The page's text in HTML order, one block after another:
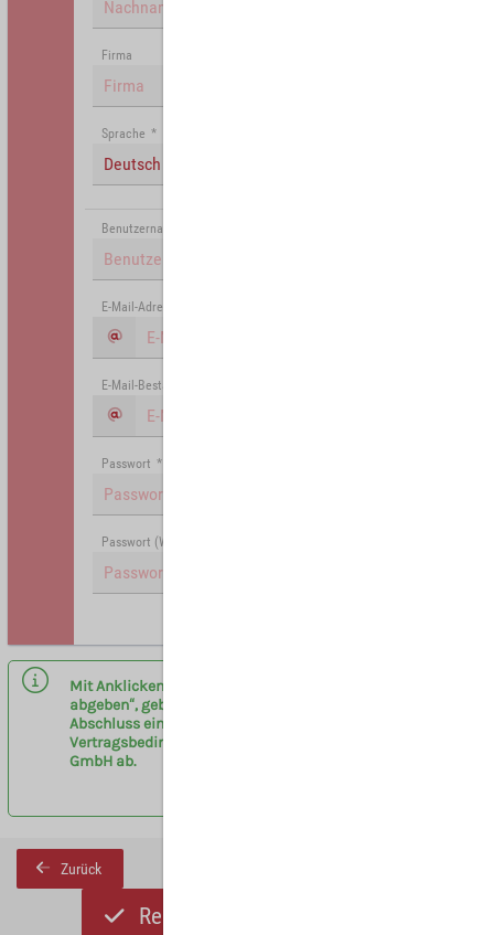
Firma
Sprache *
Deutsch (Deutschland)
Benutzername
E-Mail-Adresse
E-Mail-Bestätigung
Passwort *
Passwort (Wiederholung)
Mit Anklicken des Buttons „Registrieren und Angebot
abgeben“, geben sie eine verbindliche Anfrage zum
Abschluss eines Vermittlervertrages entsprechend der
Vertragsbedingungen am Flughafen Leipzig/Halle
GmbH ab.
Zurück
Registrieren und Angebot abgeben